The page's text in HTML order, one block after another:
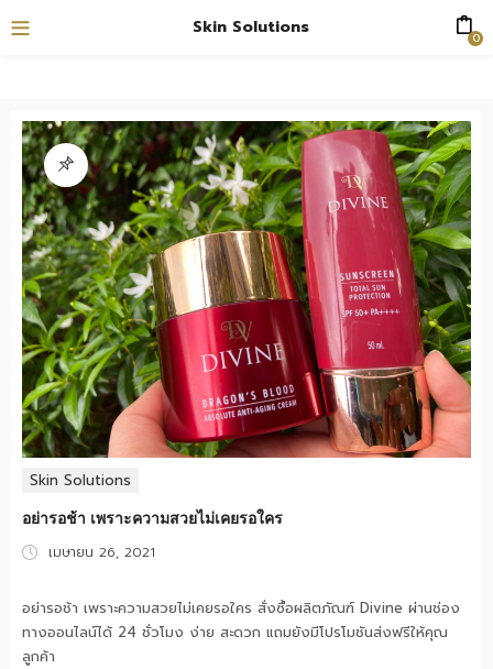
Skin Solutions 0
Skin Solutions
อย่ารอช้า เพราะความสวยไม่เคยรอใคร
Posted
เมษายน 26, 2021
อย่ารอช้า เพราะความสวยไม่เคยรอใคร สั่งซื้อผลิตภัณฑ์ Divine ผ่านช่อง
ทางออนไลน์ได้ 24 ชั่วโมง ง่าย สะดวก แถมยังมีโปรโมชันส่งฟรีให้คุณ
ลูกค้า